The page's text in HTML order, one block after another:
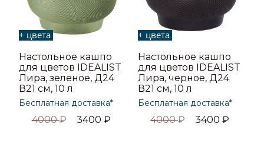
+ цвета
Настольное кашпо
для цветов IDEALIST
Лира, зеленое, Д24
В21 см, 10 л
Бесплатная доставка*
4000₽ 3400 ₽
+ цвета
Настольное кашпо
для цветов IDEALIST
Лира, черное, Д24
В21 см, 10 л
Бесплатная доставка*
4000₽ 3400₽